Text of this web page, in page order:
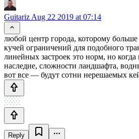
Guitariz Aug 22 2019 at 07:14
любой центр города, которому больше
кучей ограничений для подобного
линейных застроек это норм, но когда
наследие, сложности ландшафта,
вот все — будут сотни нерешаемых
Reply